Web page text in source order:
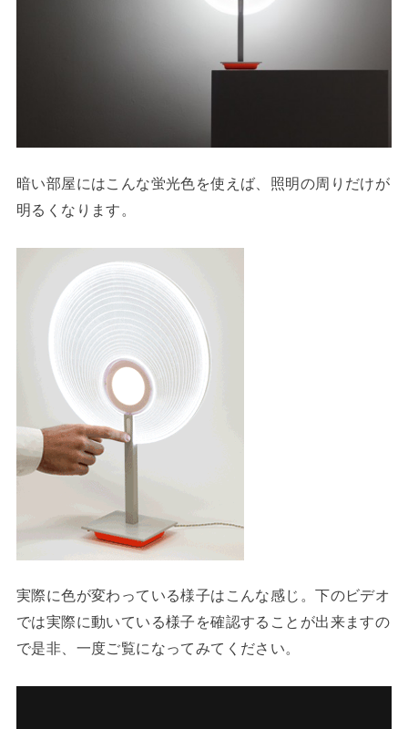
暗い部屋にはこんな蛍光色を使えば、照明の周りだけが
明るくなります。
実際に色が変わっている様子はこんな感じ。下のビデオ
では実際に動いている様子を確認することが出来ますの
で是非、一度ご覧になってみてください。